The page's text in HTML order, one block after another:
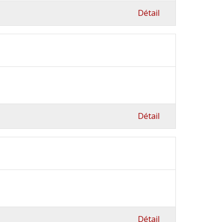
Détail
Détail
Détail